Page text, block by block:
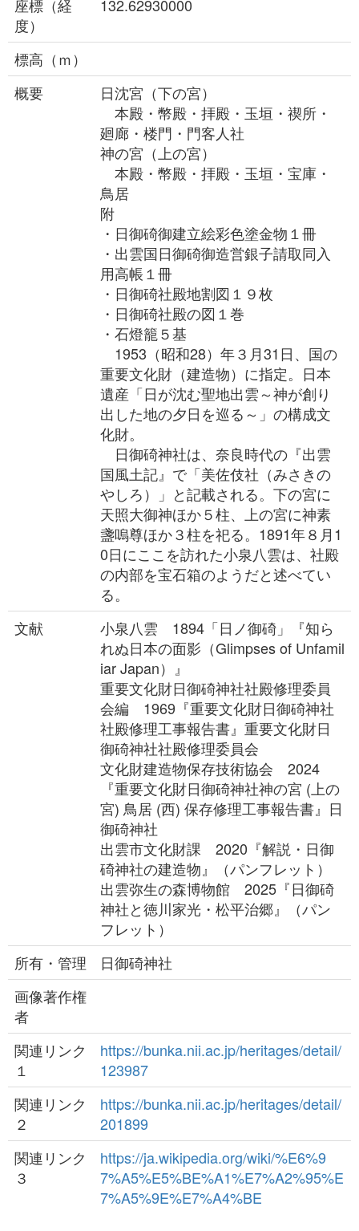
座標（経
度）
132.62930000
標高（ｍ）
概要
日沈宮（下の宮）
本殿・幣殿・拝殿・玉垣・禊所・
廻廊・楼門・門客人社
神の宮（上の宮）
本殿・幣殿・拝殿・玉垣・宝庫・
鳥居
附
・日御碕御建立絵彩色塗金物１冊
・出雲国日御碕御造営銀子請取同入
用高帳１冊
・日御碕社殿地割図１９枚
・日御碕社殿の図１巻
・石燈籠５基
1953（昭和28）年３月31日、国の
重要文化財（建造物）に指定。日本
遺産「日が沈む聖地出雲～神が創り
出した地の夕日を巡る～」の構成文
化財。
日御碕神社は、奈良時代の『出雲
国風土記』で「美佐伎社（みさきの
やしろ）」と記載される。下の宮に
天照大御神ほか５柱、上の宮に神素
盞嗚尊ほか３柱を祀る。1891年８月1
0日にここを訪れた小泉八雲は、社殿
の内部を宝石箱のようだと述べてい
る。
文献
小泉八雲 1894「日ノ御碕」『知ら
れぬ日本の面影（Glimpses of Unfamil
iar Japan）』
重要文化財日御碕神社社殿修理委員
会編 1969『重要文化財日御碕神社
社殿修理工事報告書』重要文化財日
御碕神社社殿修理委員会
文化財建造物保存技術協会 2024
『重要文化財日御碕神社神の宮 (上の
宮) 鳥居 (西) 保存修理工事報告書』日
御碕神社
出雲市文化財課 2020『解説・日御
碕神社の建造物』（パンフレット）
出雲弥生の森博物館 2025『日御碕
神社と徳川家光・松平治郷』（パン
フレット）
所有・管理
日御碕神社
画像著作権
者
関連リンク
１
https://bunka.nii.ac.jp/heritages/detail/
123987
関連リンク
２
https://bunka.nii.ac.jp/heritages/detail/
201899
関連リンク
３
https://ja.wikipedia.org/wiki/%E6%9
7%A5%E5%BE%A1%E7%A2%95%E
7%A5%9E%E7%A4%BE